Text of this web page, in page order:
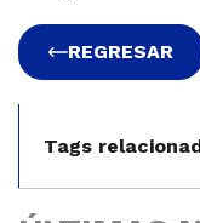
REGRESAR
Tags